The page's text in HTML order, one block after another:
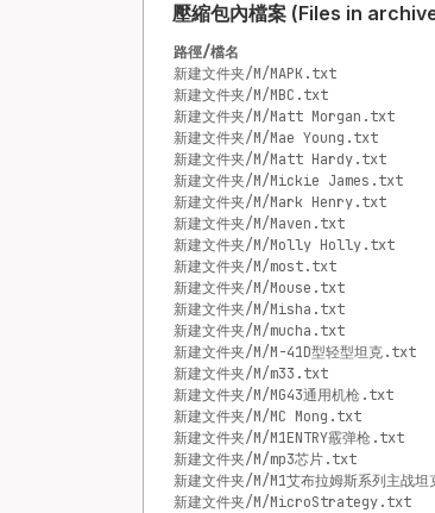
壓縮包內檔案 (Files in
路徑/檔名
新建文件夹/M/MAPK.txt
新建文件夹/M/MBC.txt
新建文件夹/M/Matt Morgan.txt
新建文件夹/M/Mae Young.txt
新建文件夹/M/Matt Hardy.txt
新建文件夹/M/Mickie James.txt
新建文件夹/M/Mark Henry.txt
新建文件夹/M/Maven.txt
新建文件夹/M/Molly Holly.txt
新建文件夹/M/most.txt
新建文件夹/M/Mouse.txt
新建文件夹/M/Misha.txt
新建文件夹/M/mucha.txt
新建文件夹/M/M-41D型轻型坦克.txt
新建文件夹/M/m33.txt
新建文件夹/M/MG43通用机枪.txt
新建文件夹/M/MC Mong.txt
新建文件夹/M/M1ENTRY霰弹枪.txt
新建文件夹/M/mp3芯片.txt
新建文件夹/M/M1艾布拉姆斯系列主战
新建文件夹/M/MicroStrategy.txt